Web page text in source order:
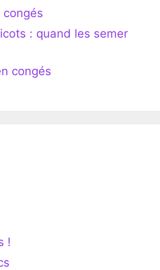
congés
: quand les semer
congés
!